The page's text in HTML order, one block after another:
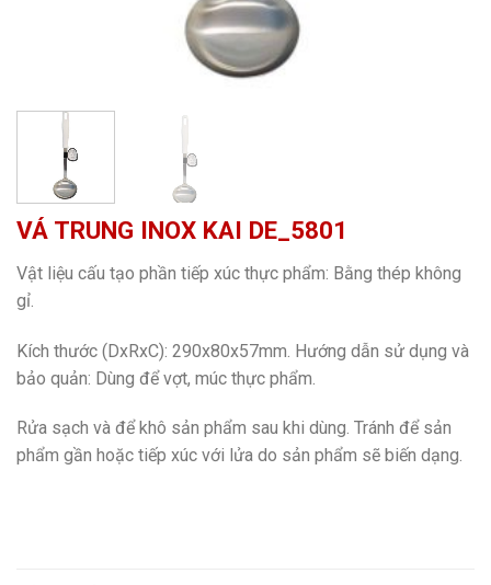
VÁ TRUNG INOX KAI DE_5801
Vật liệu cấu tạo phần tiếp xúc thực phẩm: Bằng thép không
gỉ.
Kích thước (DxRxC): 290x80x57mm. Hướng dẫn sử dụng và
bảo quản: Dùng để vợt, múc thực phẩm.
Rửa sạch và để khô sản phẩm sau khi dùng. Tránh để sản
phẩm gần hoặc tiếp xúc với lửa do sản phẩm sẽ biến dạng.